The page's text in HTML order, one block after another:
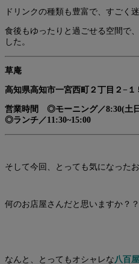
ドリンクの種類も豊富で、すごく
食後もゆったりと過ごせる空間で
した。
草庵
高知県高知市一宮西町２丁目２−１
営業時間 ◎モーニング／8:30(土
◎ランチ／11:30~15:00
そして今回、とっても気になった
何のお店屋さんだと思いますか？？
なんと、とってもオシャレな 八百